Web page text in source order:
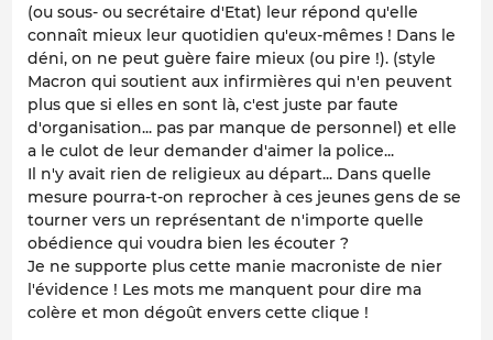
(ou sous- ou secrétaire d'Etat) leur répond qu'elle
connaît mieux leur quotidien qu'eux-mêmes ! Dans le
déni, on ne peut guère faire mieux (ou pire !). (style
Macron qui soutient aux infirmières qui n'en peuvent
plus que si elles en sont là, c'est juste par faute
d'organisation... pas par manque de personnel) et elle
a le culot de leur demander d'aimer la police...
Il n'y avait rien de religieux au départ... Dans quelle
mesure pourra-t-on reprocher à ces jeunes gens de se
tourner vers un représentant de n'importe quelle
obédience qui voudra bien les écouter ?
Je ne supporte plus cette manie macroniste de nier
l'évidence ! Les mots me manquent pour dire ma
colère et mon dégoût envers cette clique !